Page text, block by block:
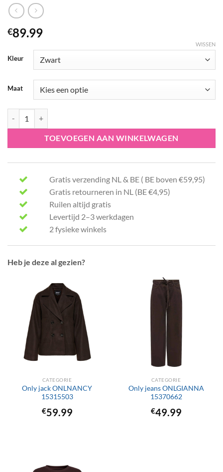
€89.99
Kleur
Maat
WISSEN
TOEVOEGEN AAN WINKELWAGEN
Gratis verzending NL & BE ( BE boven €59,95)
Gratis retourneren in NL (BE €4,95)
Ruilen altijd gratis
Levertijd 2–3 werkdagen
2 fysieke winkels
Heb je deze al gezien?
CATEGORIE
Only jack ONLNANCY
15315503
€59.99
CATEGORIE
Only jeans ONLGIANNA
15370662
€49.99